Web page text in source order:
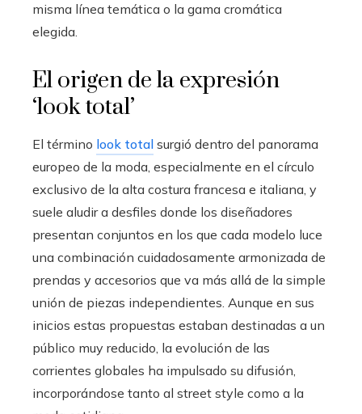
misma línea temática o la gama cromática
elegida.
El origen de la expresión
‘look total’
El término look total surgió dentro del panorama
europeo de la moda, especialmente en el círculo
exclusivo de la alta costura francesa e italiana, y
suele aludir a desfiles donde los diseñadores
presentan conjuntos en los que cada modelo luce
una combinación cuidadosamente armonizada de
prendas y accesorios que va más allá de la simple
unión de piezas independientes. Aunque en sus
inicios estas propuestas estaban destinadas a un
público muy reducido, la evolución de las
corrientes globales ha impulsado su difusión,
incorporándose tanto al street style como a la